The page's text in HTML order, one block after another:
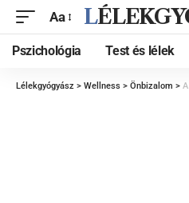
Aa
Pszichológia Test és lélek
Lélekgyógyász > Wellness > Önbizalom > A